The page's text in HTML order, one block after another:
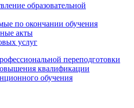
образовательной
по окончании обучения
акты
услуг
переподготовки
квалификации
обучения